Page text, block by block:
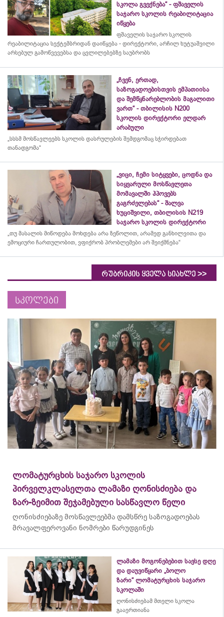
სკოლა გვექნება“ - ფშაველის
საჯარო სკოლის რეაბილიტაცია
იწყება
ფშაველის საჯარო სკოლის
რეაბილიტაცია სექტემბრიდან დაიწყება - დირექტორი, არჩილ ხუტუაშვილი
არსებულ გამოწვევებსა და ცვლილებებზე საუბრობს
„ჩვენ, ერთად,
საზოგადოებისთვის ემპათიისა
და შემწყნარებლობის მაგალითი
ვართ“ - თბილისის N200
სკოლის დირექტორი ელდარ
არაბული
„სსსმ მოსწავლეებს სკოლის დასრულების შემდგომაც სჭირდებათ
თანადგომა“
„ვიცი, ჩემი სიტყვები, ცოდნა და
სიყვარული მოსწავლეთა
მომავალში ჰპოვებს
გაგრძელებას“ - შალვა
ხუციშვილი, თბილისის N219
საჯარო სკოლის დირექტორი
„თუ მასალის მიწოდება მოხდება არა ზეწოლით, არამედ განხილვითა და
ემოციური ჩართულობით, ვფიქრობ პრობლემები არ შეიქმნება“
რუბრიკის ყველა სიახლე >>
სკოლები
ლომატურცხის საჯარო სკოლის
პირველკლასელთა ლამაზი ღონისძიება და
ზარ-ზეიმით შეჯამებული სასწავლო წელი
ღონისძიებაზე მოსწავლეებმა დამსწრე საზოგადოებას
მრავალფეროვანი ნომრები წარუდგინეს
ლამაზი მოგონებებით სავსე დღე
და დაუვიწყარი „ბოლო
ზარი“ ლომატურცხის საჯარო
სკოლაში
ღონისძიებამ მთელი სკოლა
გააერთიანა